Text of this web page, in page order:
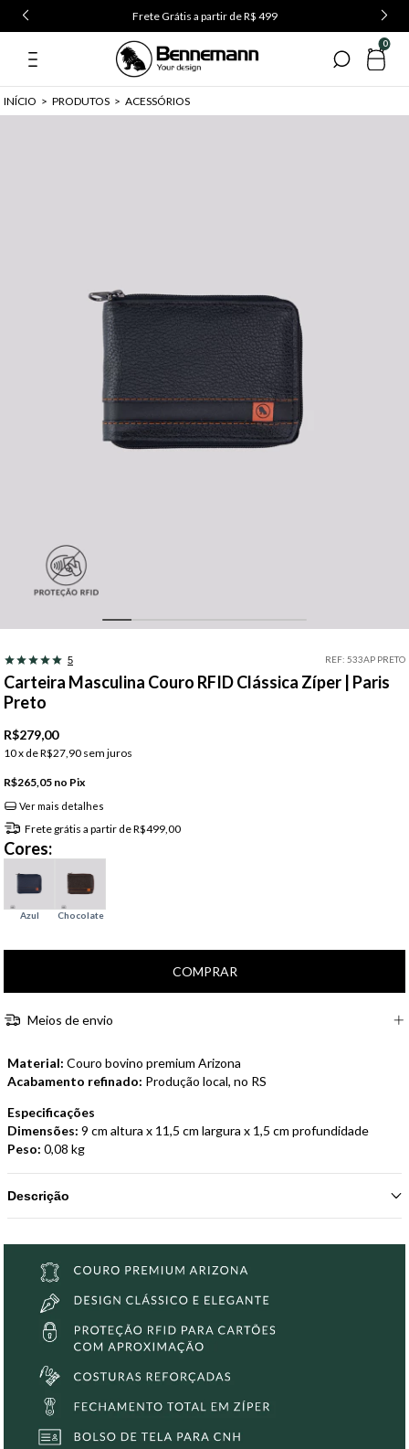
Frete Grátis a partir de R$ 499
0
INÍCIO > PRODUTOS > ACESSÓRIOS
5 REF: 533AP PRETO
Carteira Masculina Couro RFID Clássica Zíper | Paris
Preto
R$279,00
10x deR$27,90 sem juros
R$265,05 Pix
Ver mais detalhes
Frete grátis a partir deR$499,00
Cores:
Meios de envio
Material: Couro bovino premium Arizona
Acabamento refinado: Produção local, no RS
Especificações
Dimensões: 9 cm altura x 11,5 cm largura x 1,5 cm profundidade
Peso: 0,08 kg
Descrição